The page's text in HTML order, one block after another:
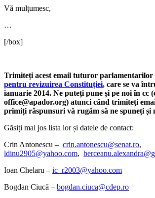
Vă mulțumesc,
…
[/box]
Trimiteți acest email tuturor parlamentarilor
pentru revizuirea Constituției, care se va
ianuarie 2014. Ne puteți pune și pe noi în cc
office@apador.org) atunci când trimiteți
primiți răspunsuri vă rugăm să ne spuneți și
Găsiți mai jos lista lor și datele de contact:
Crin Antonescu – crin.antonescu@senat.ro,
ldinu2905@yahoo.com,
Ioan Chelaru – ic_r2003@yahoo.com
Bogdan Ciucă – bogdan.ciuca@cdep.ro